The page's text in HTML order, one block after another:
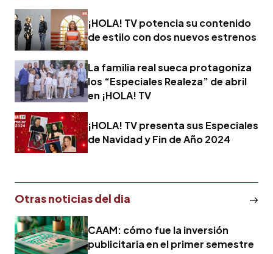
¡HOLA! TV potencia su contenido
de estilo con dos nuevos estrenos
La familia real sueca protagoniza
los “Especiales Realeza” de abril
en ¡HOLA! TV
¡HOLA! TV presenta sus Especiales
de Navidad y Fin de Año 2024
Otras noticias del dia
CAAM: cómo fue la inversión
publicitaria en el primer semestre